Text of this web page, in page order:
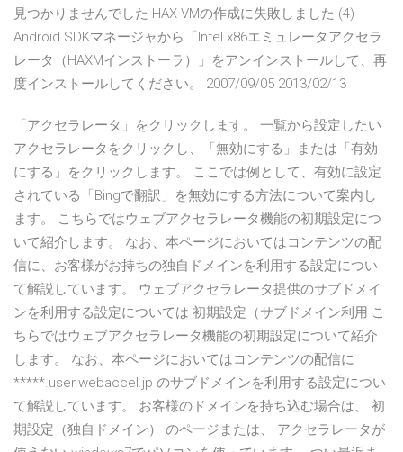
見つかりませんでした-HAX VMの作成に失敗しました (4)
Android SDKマネージャから「Intel x86エミュレータアクセラ
レータ（HAXMインストーラ）」をアンインストールして、再
度インストールしてください。 2007/09/05 2013/02/13
「アクセラレータ」をクリックします。 一覧から設定したい
アクセラレータをクリックし、「無効にする」または「有効
にする」をクリックします。 ここでは例として、有効に設定
されている「Bingで翻訳」を無効にする方法について案内し
ます。 こちらではウェブアクセラレータ機能の初期設定につ
いて紹介します。 なお、本ページにおいてはコンテンツの配
信に、お客様がお持ちの独自ドメインを利用する設定につい
て解説しています。 ウェブアクセラレータ提供のサブドメイ
ンを利用する設定については 初期設定（サブドメイン利用 こ
ちらではウェブアクセラレータ機能の初期設定について紹介
します。 なお、本ページにおいてはコンテンツの配信に
*****.user.webaccel.jp のサブドメインを利用する設定につい
て解説しています。 お客様のドメインを持ち込む場合は、 初
期設定（独自ドメイン） のページまたは、 アクセラレータが